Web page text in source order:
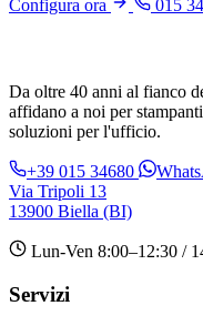
Configura ora 015
Da oltre 40 anni al fianco
affidano a noi per
soluzioni per l'ufficio.
+39 015 34680
Via Tripoli 13
13900 Biella (BI)
Lun-Ven 8:00–12:30 /
Servizi